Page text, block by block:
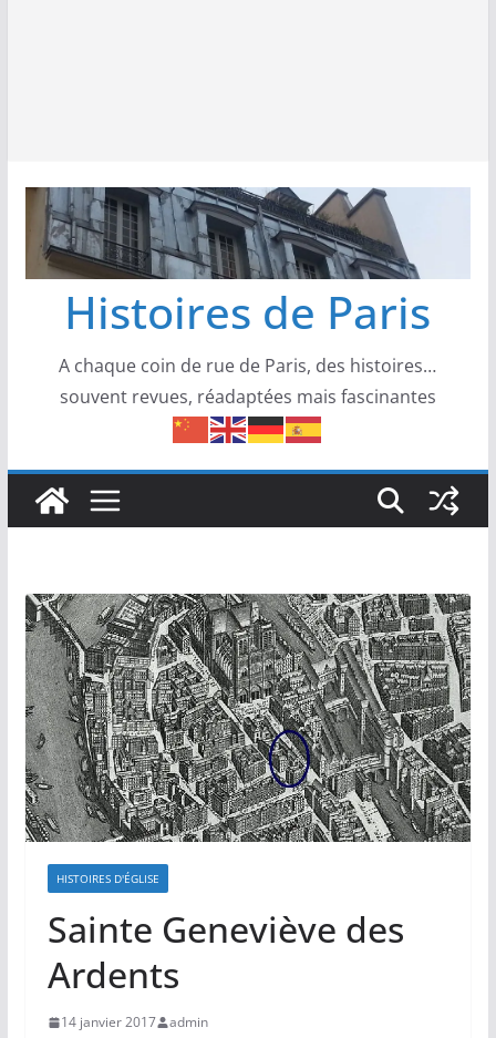
Histoires de Paris
A chaque coin de rue de Paris, des histoires…
souvent revues, réadaptées mais fascinantes
HISTOIRES D'ÉGLISE
Sainte Geneviève des
Ardents
14 janvier 2017 admin